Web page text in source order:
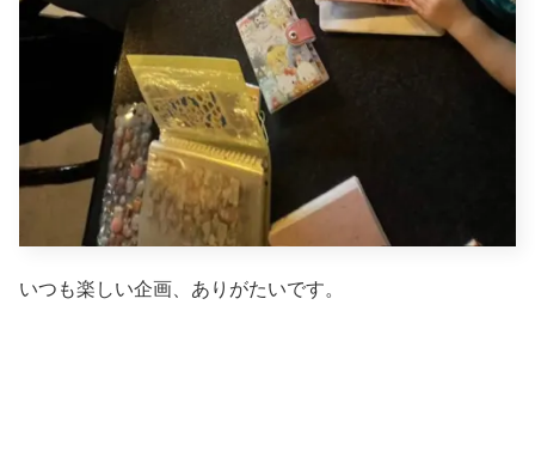
いつも楽しい企画、ありがたいです。